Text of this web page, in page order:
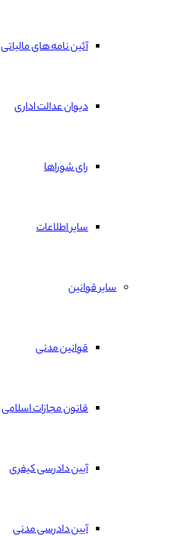
آئین نامه های مالیاتی
دیوان عدالت اداری
رای شوراها
سایر اطلاعات
سایر قوانین
قوانین مدنی
قانون مجازات اسلامی
آیین دادرسی کیفری
آیین دادرسی مدنی